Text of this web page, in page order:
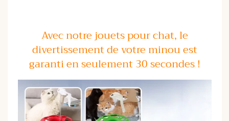
Avec notre jouets pour chat, le
divertissement de votre minou est
garanti en seulement 30 secondes !